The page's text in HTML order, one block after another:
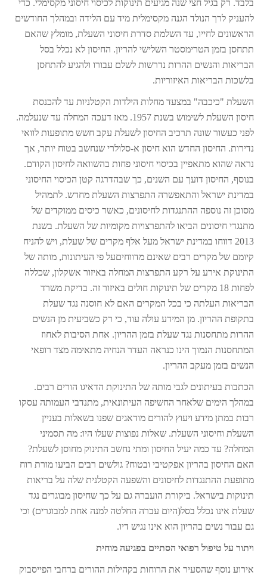
בלבד. רק בגיל חצי שנה מגיעים תינוקות לכיסוי חיסוני מקסימלי. כדי
להעניק לרך הנולד הגנה מקסימלית מיד עם הלידה ובמהלך החודשים
הראשונים לחייו, עד השלמת סדרת חיסוני השעלת, מומלץ שהאם
תתחסן בזמן הטרימסטר השלישי להריון. החיסון לא נכלל בסל
הבריאות והנשים ההרות נדרשות לשלם עבורו ולהגיע להתחסן
בלשכות הבריאות האיזוריות.
השעלת "כיכבה" במצעד מחלות הילדות הקטלניות עד להכנסת
חיסון השעלת לשימוש בשנת 1957. מאז דעכה המחלה עד שנעלמה.
לפני כעשור שונה תרכיב החיסון לשעלת עקב חשש מתופעות לוואי
נדירות. החיסון החדש הוא חיסון א-סלולרי שנחשב בטוח יותר, אך
נראה שהוא מתאפיין בכיסוי חיסוני פחות בהשוואה לחיסון הקודם.
בנוסף, החיסון דועך עם השנים, כך שבהדרגה קטן הכיסוי החיסוני
במדינת ישראל והתאפשרה התפרצות השעלת מחדש. לתמהיל
מסוכן זה נוספה ההתנגדות לחיסונים, כאשר כיסים ממוקדים של
מתנגדי חיסונים הביאו להתפרצויות מקומיות של השעלת. בשנת
2013 דווחו במדינת ישראל מעל אלף מקרים של שעלת, ויש להניח
קיומם של מקרים רבים שאינם מדווחיםעל פי העיתונות, מותה של
התינוקת אירע על רקע התפרצות המחלה באיזור אשקלון, שכללה
לפחות 18 מקרים של תינוקות חולים באיזור זה. בדיקת משרד
הבריאות העלתה כי בכל המקרים האם לא חוסנה נגד שעלת
בתקופת ההריון. מן המידע עולה עוד, כי רק כשביעית מן הנשים
ההרות מתחסנות נגד שעלת בזמן ההריון. אחת הסיבות לאחוז
המתחסנות הנמוך הינו כנראה העדר הנחיה מתאימה מצד רופאי
הנשים בזמן מעקב ההריון.
הכתבות בעיתונים לגבי מותה של התינוקת הדאיגו הורים רבים.
במהלך הימים שלאחר החשיפה העיתונאית, מתנדבי העמותה עסקו
רבות במתן מידע ויעוץ להורים מודאגים שפנו בשאלות בעניין
השעלת וחיסוני השעלת. שאלות נפוצות שעלו היו: מה תסמיני
המחלה? עד כמה יעיל החיסון ומתי נחשב התינוק מחוסן לשעלת?
האם החיסון בהריון אפקטיבי ובטוח? גולשים רבים הביעו מורת רוח
מתופעת ההתנגדות לחיסונים והשפעה הקטלנית שלה על בריאות
תינוקות בישראל. ביקורת הועברה גם על כך שחיסון מבוגרים נגד
שעלת אינו נכלל בסל(היום עברה החלטה למנה אחת למבוגרים) וכי
גם עבור נשים בהריון הוא אינו נגיש דיו.
ויתור על טיפול רפואי הסתיים בפגיעה מוחית
אירוע נוסף שהסעיר את הרוחות בקהילות ההורים ברחבי הפייסבוק